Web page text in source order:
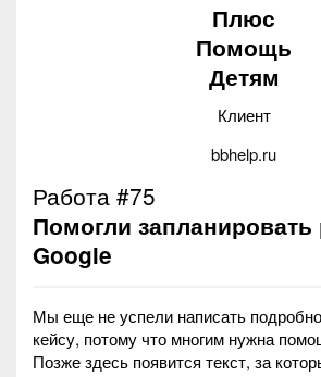
Плюс
Помощь
Детям
Клиент
bbhelp.ru
Работа #75
Помогли
Google
Мы еще не успели написать
кейсу, потому что многим нужна
Позже здесь появится текст, за